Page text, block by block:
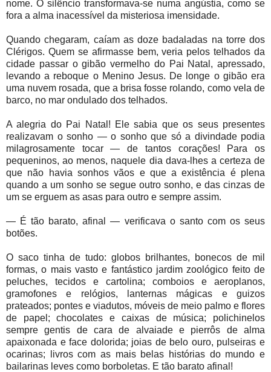
nome. O silêncio transformava-se numa angústia, como se
fora a alma inacessível da misteriosa imensidade.
Quando chegaram, caíam as doze badaladas na torre dos
Clérigos. Quem se afirmasse bem, veria pelos telhados da
cidade passar o gibão vermelho do Pai Natal, apressado,
levando a reboque o Menino Jesus. De longe o gibão era
uma nuvem rosada, que a brisa fosse rolando, como vela de
barco, no mar ondulado dos telhados.
A alegria do Pai Natal! Ele sabia que os seus presentes
realizavam o sonho — o sonho que só a divindade podia
milagrosamente tocar — de tantos corações! Para os
pequeninos, ao menos, naquele dia dava-lhes a certeza de
que não havia sonhos vãos e que a existência é plena
quando a um sonho se segue outro sonho, e das cinzas de
um se erguem as asas para outro e sempre assim.
— É tão barato, afinal — verificava o santo com os seus
botões.
O saco tinha de tudo: globos brilhantes, bonecos de mil
formas, o mais vasto e fantástico jardim zoológico feito de
peluches, tecidos e cartolina; comboios e aeroplanos,
gramofones e relógios, lanternas mágicas e guizos
prateados; pontes e viadutos, móveis de meio palmo e flores
de papel; chocolates e caixas de música; polichinelos
sempre gentis de cara de alvaiade e pierrôs de alma
apaixonada e face dolorida; joias de belo ouro, pulseiras e
ocarinas; livros com as mais belas histórias do mundo e
bailarinas leves como borboletas. E tão barato afinal!